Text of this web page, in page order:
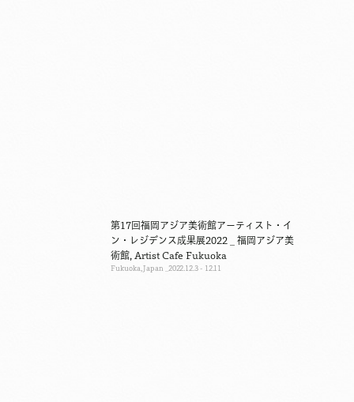
第17回福岡アジア美術館アーティスト・イ
ン・レジデンス成果展2022 _ 福岡アジア美
術館, Artist Cafe Fukuoka
Fukuoka, Japan 2022.12.3 - 12.11